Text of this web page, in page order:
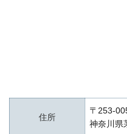
住所
〒253-
神奈川県